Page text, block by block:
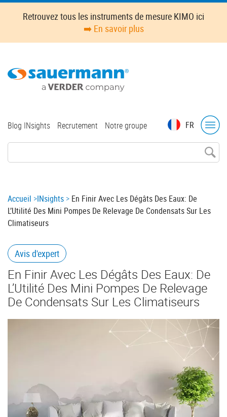
Skip
content
Retrouvez tous les instruments de mesure KIMO ici
➡️ En savoir plus
FR
Top
Blog INsights Recrutement Notre groupe
Breadcrumb
Accueil INsights
En Finir Avec Les Dégâts Des Eaux: De
L’Utilité Des Mini Pompes De Relevage De Condensats Sur Les
Climatiseurs
Avis d'expert
En Finir Avec Les Dégâts Des Eaux: De
L’Utilité Des Mini Pompes De Relevage
De Condensats Sur Les Climatiseurs